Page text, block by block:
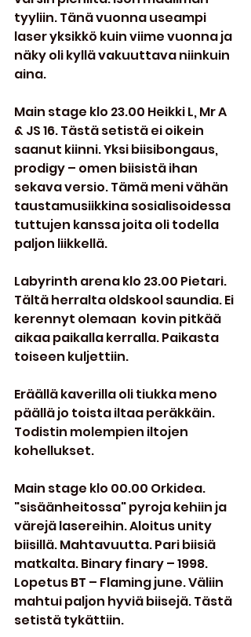
tyyliin. Tänä vuonna useampi
laser yksikkö kuin viime vuonna ja
näky oli kyllä vakuuttava niinkuin
aina.
Main stage klo 23.00 Heikki L, Mr A
& JS 16. Tästä setistä ei oikein
saanut kiinni. Yksi biisibongaus,
prodigy – omen biisistä ihan
sekava versio. Tämä meni vähän
taustamusiikkina sosialisoidessa
tuttujen kanssa joita oli todella
paljon liikkellä.
Labyrinth arena klo 23.00 Pietari.
Tältä herralta oldskool saundia. Ei
kerennyt olemaan  kovin pitkää
aikaa paikalla kerralla. Paikasta
toiseen kuljettiin.
Eräällä kaverilla oli tiukka meno
päällä jo toista iltaa peräkkäin.
Todistin molempien iltojen
kohellukset.
Main stage klo 00.00 Orkidea.
"sisäänheitossa" pyroja kehiin ja
värejä lasereihin. Aloitus unity
biisillä. Mahtavuutta. Pari biisiä
matkalta. Binary finary – 1998.
Lopetus BT – Flaming june. Väliin
mahtui paljon hyviä biisejä. Tästä
setistä tykättiin.